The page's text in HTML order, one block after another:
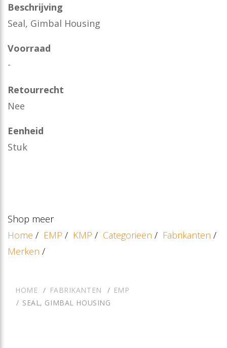
Beschrijving
Seal, Gimbal Housing
Voorraad
-
Retourrecht
Nee
Eenheid
Stuk
Shop meer
Home / EMP / KMP / Categorieën / Fabrikanten /
Merken /
HOME FABRIKANTEN
EMP
SEAL, GIMBAL HOUSING